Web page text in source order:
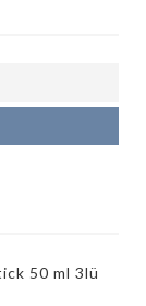
50 ml 3lü